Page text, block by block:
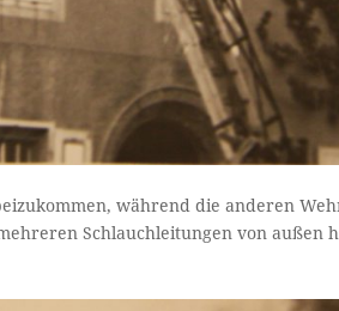
während die anderen
Schlauchleitungen von außen